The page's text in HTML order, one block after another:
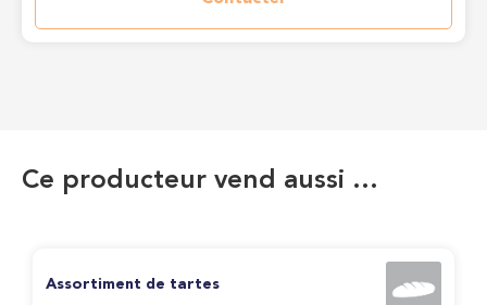
Ce producteur vend aussi …
Assortiment de tartes